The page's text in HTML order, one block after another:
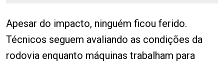
Apesar do impacto, ninguém ficou ferido.
Técnicos seguem avaliando as condições da
rodovia enquanto máquinas trabalham para